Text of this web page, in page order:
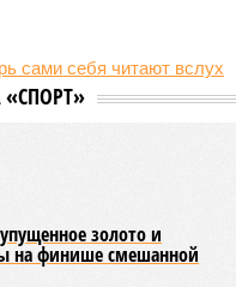
золото и
на финише смешанной